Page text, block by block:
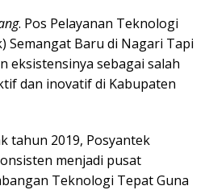
. Pos Pelayanan Teknologi
Semangat Baru di Nagari Tapi
eksistensinya sebagai salah
dan inovatif di Kabupaten
tahun 2019, Posyantek
menjadi pusat
Teknologi Tepat Guna